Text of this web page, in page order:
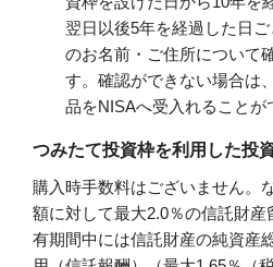
翌日以後5年を経過した日
のお名前・ご住所について
す。確認ができない場合は
品をNISAへ受入れることが
つみたて投資枠を利用した投
購入時手数料はございません。
額に対して最大2.0％の信託財
有期間中には信託財産の純資産